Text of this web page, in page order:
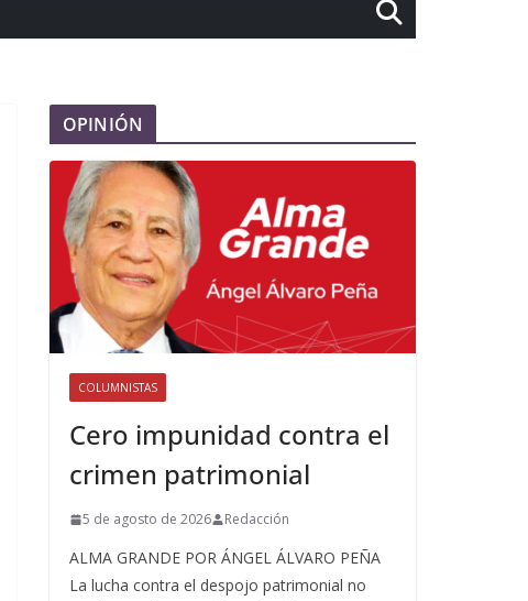
OPINIÓN
COLUMNISTAS
Cero impunidad contra el
crimen patrimonial
5 de agosto de 2026 Redacción
ALMA GRANDE POR ÁNGEL ÁLVARO PEÑA
La lucha contra el despojo patrimonial no